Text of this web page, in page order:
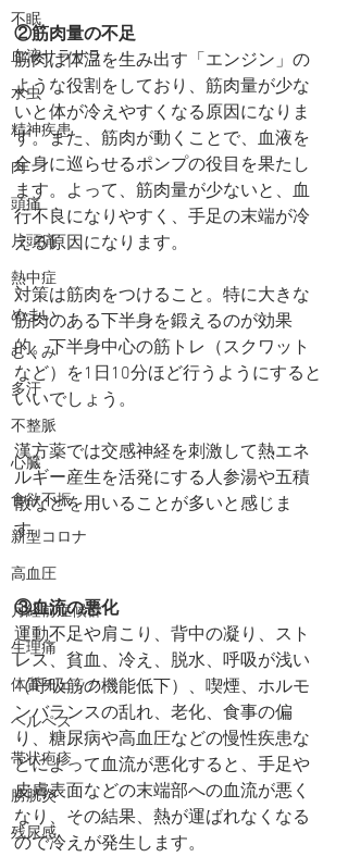
不眠
血液サラサラ
水虫
精神疾患
肉
頭痛
片頭痛
熱中症
めまい
むくみ
多汗
不整脈
心臓
食欲不振
新型コロナ
高血圧
月経前症候群
生理痛
体質チェック
ヘルペス
帯状疱疹
膀胱炎
残尿感
②筋肉量の不足
筋肉は体温を生み出す「エンジン」の
ような役割をしており、筋肉量が少な
いと体が冷えやすくなる原因になりま
す。また、筋肉が動くことで、血液を
全身に巡らせるポンプの役目を果たし
ます。よって、筋肉量が少ないと、血
行不良になりやすく、手足の末端が冷
える原因になります。
対策は筋肉をつけること。特に大きな
筋肉のある下半身を鍛えるのが効果
的。下半身中心の筋トレ（スクワット
など）を1日10分ほど行うようにすると
いいでしょう。
漢方薬では交感神経を刺激して熱エネ
ルギー産生を活発にする人参湯や五積
散などを用いることが多いと感じま
す。
③血流の悪化
運動不足や肩こり、背中の凝り、スト
レス、貧血、冷え、脱水、呼吸が浅い
（呼吸筋の機能低下）、喫煙、ホルモ
ンバランスの乱れ、老化、食事の偏
り、糖尿病や高血圧などの慢性疾患な
どによって血流が悪化すると、手足や
皮膚表面などの末端部への血流が悪く
なり、その結果、熱が運ばれなくなる
ので冷えが発生します。